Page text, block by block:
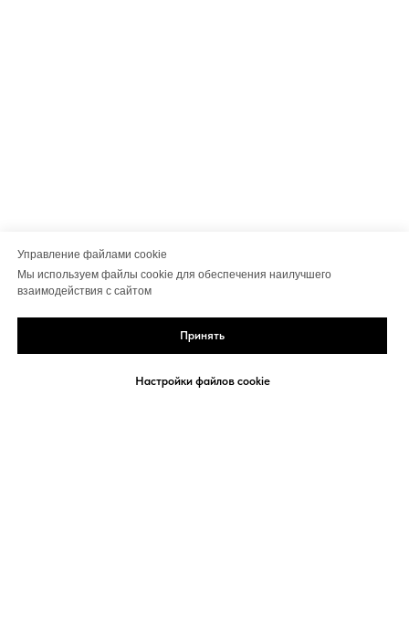
Управление файлами cookie
Мы используем файлы cookie для обеспечения наилучшего
взаимодействия с сайтом
Принять
Настройки файлов cookie